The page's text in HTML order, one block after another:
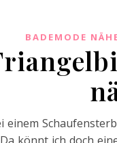
BADEMODE
einem